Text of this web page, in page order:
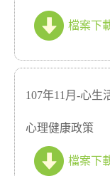
檔案下
107年11月-心生
心理健康政策
檔案下